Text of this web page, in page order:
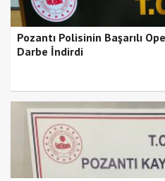
Pozantı Polisinin Başarılı
Darbe İndirdi